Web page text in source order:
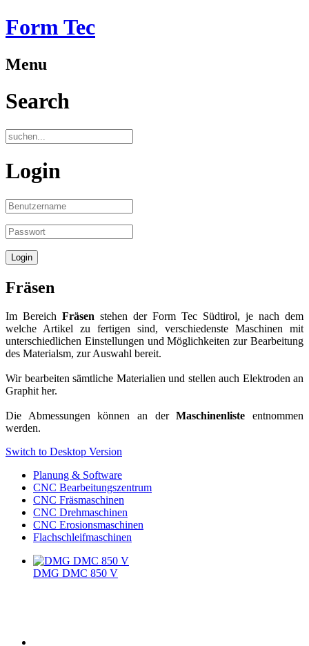
Form Tec
Menu
Search
Login
Fräsen
Im Bereich Fräsen stehen der Form Tec Südtirol, je nach dem
welche Artikel zu fertigen sind, verschiedenste Maschinen mit
unterschiedlichen Einstellungen und Möglichkeiten zur Bearbeitung
des Materialsm, zur Auswahl bereit.
Wir bearbeiten sämtliche Materialien und stellen auch Elektroden an
Graphit her.
Die Abmessungen können an derMaschinenliste entnommen
werden.
Switch to Desktop Version
Planung & Software
CNC Bearbeitungszentrum
CNC Fräsmaschinen
CNC Drehmaschinen
CNC Erosionsmaschinen
Flachschleifmaschinen
DMG DMC 850 V